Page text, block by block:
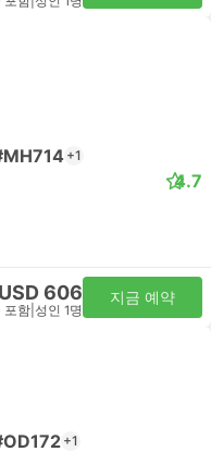
+1
4.7
USD 606
포함 성인 1명
지금 예약
+1